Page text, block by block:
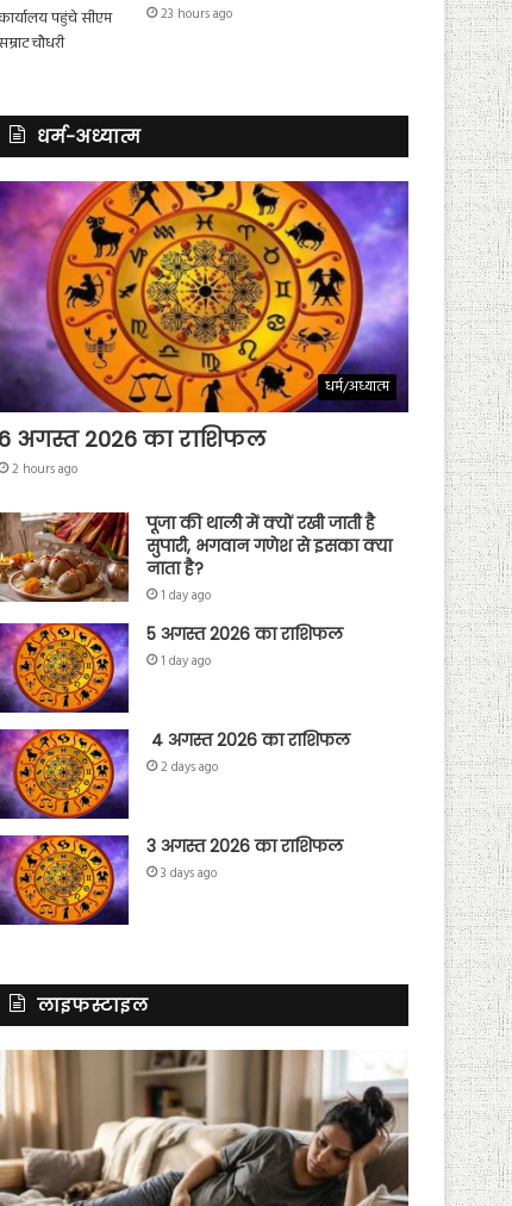
23 hours ago
धर्म-अध्यात्म
धर्म/अध्यात्म
6 अगस्त 2026 का राशिफल
2 hours ago
पूजा की थाली में क्यों रखी जाती है
सुपारी, भगवान गणेश से इसका क्या
नाता है?
1 day ago
5 अगस्त 2026 का राशिफल
1 day ago
4 अगस्त 2026 का राशिफल
2 days ago
3 अगस्त 2026 का राशिफल
3 days ago
लाइफस्टाइल